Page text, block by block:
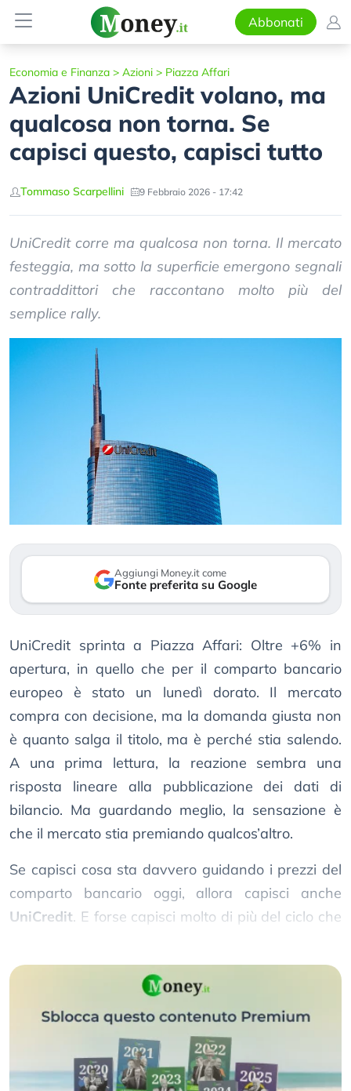
Abbonati
Economia e Finanza > Azioni > Piazza Affari
Azioni UniCredit volano, ma
qualcosa non torna. Se
capisci questo, capisci tutto
Tommaso Scarpellini 9 Febbraio 2026 - 17:42
UniCredit corre ma qualcosa non torna. Il mercato
festeggia, ma sotto la superficie emergono segnali
contraddittori che raccontano molto più del
semplice rally.
Aggiungi Money.it come
Fonte preferita su Google
UniCredit sprinta a Piazza Affari: Oltre +6% in
apertura, in quello che per il comparto bancario
europeo è stato un lunedì dorato. Il mercato
compra con decisione, ma la domanda giusta non
è quanto salga il titolo, ma è perché stia salendo.
A una prima lettura, la reazione sembra una
risposta lineare alla pubblicazione dei dati di
bilancio. Ma guardando meglio, la sensazione è
che il mercato stia premiando qualcos’altro.
Se capisci cosa sta davvero guidando i prezzi del
comparto bancario oggi, allora capisci anche
UniCredit. E forse capisci molto di più del ciclo che